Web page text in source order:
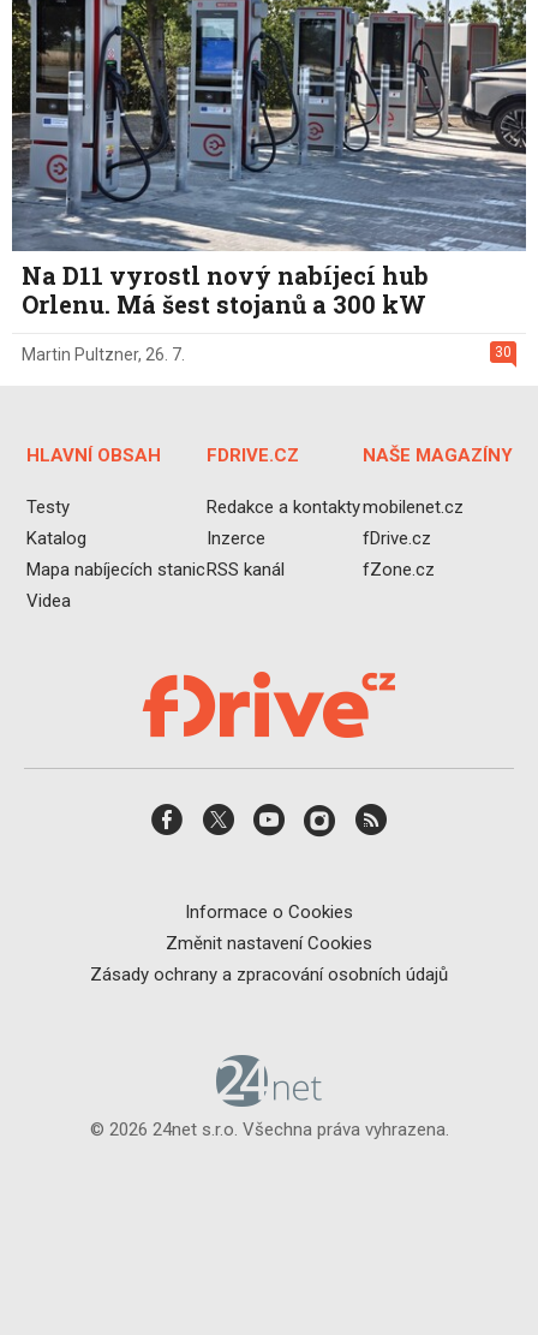
Na D11 vyrostl nový nabíjecí hub
Orlenu. Má šest stojanů a 300 kW
30
Martin Pultzner, 26. 7.
HLAVNÍ OBSAH
Testy
Katalog
Mapa nabíjecích stanic
Videa
FDRIVE.CZ
Redakce a kontakty
Inzerce
RSS kanál
NAŠE MAGAZÍNY
mobilenet.cz
fDrive.cz
fZone.cz
Informace o Cookies
Změnit nastavení Cookies
Zásady ochrany a zpracování osobních údajů
© 2026 24net s.r.o. Všechna práva vyhrazena.